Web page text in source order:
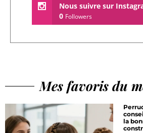
Nous suivre sur
0 Followers
Mes favoris du
la